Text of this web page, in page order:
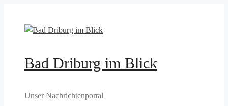
springen
Bad Driburg im Blick
Unser Nachrichtenportal